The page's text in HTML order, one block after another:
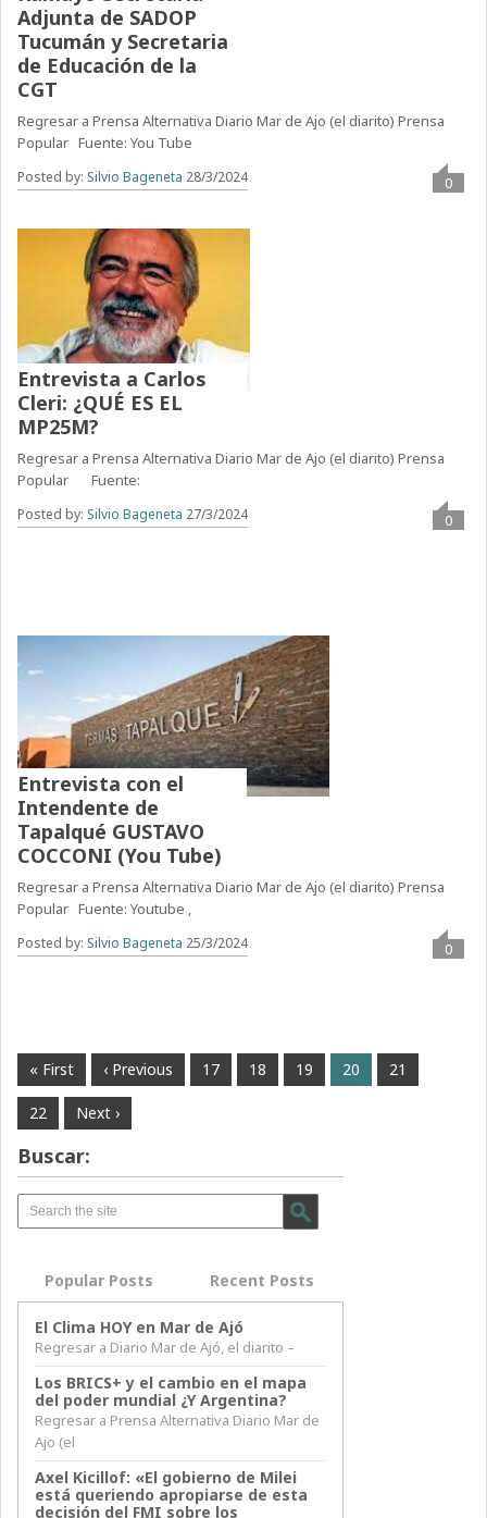
Adjunta de SADOP
Tucumán y Secretaria
de Educación de la
CGT
Regresar a Prensa Alternativa Diario Mar de Ajo (el diarito) Prensa
Popular Fuente: You Tube
Posted by: Silvio Bageneta 28/3/2024 0
Entrevista a Carlos
Cleri: ¿QUÉ ES EL
MP25M?
Regresar a Prensa Alternativa Diario Mar de Ajo (el diarito) Prensa
Popular Fuente:
Posted by: Silvio Bageneta 27/3/2024 0
Entrevista con el
Intendente de
Tapalqué GUSTAVO
COCCONI (You Tube)
Regresar a Prensa Alternativa Diario Mar de Ajo (el diarito) Prensa
Popular Fuente: Youtube ,
Posted by: Silvio Bageneta 25/3/2024 0
« First ‹ Previous 17 18 19 20 21
22 Next ›
Buscar:
Popular Posts Recent Posts
El Clima HOY en Mar de Ajó
Regresar a Diario Mar de Ajó, el diarito –
Los BRICS+ y el cambio en el mapa
del poder mundial ¿Y Argentina?
Regresar a Prensa Alternativa Diario Mar de
Ajo (el
Axel Kicillof: «El gobierno de Milei
está queriendo apropiarse de esta
decisión del FMI sobre los